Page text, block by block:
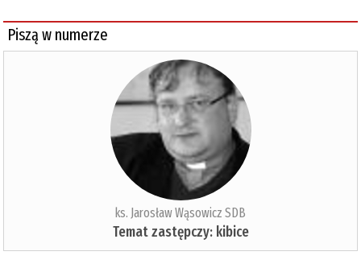
Piszą w numerze
ks. Jarosław Wąsowicz SDB
Temat zastępczy: kibice